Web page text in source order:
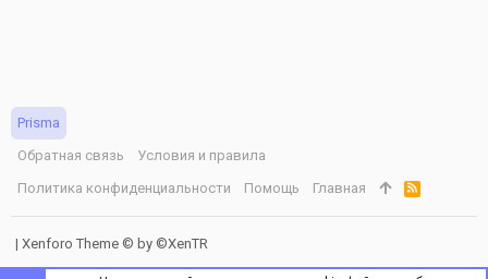
Prisma
Обратная связь
Условия и правила
Политика конфиденциальности
Помощь Главная
R
S
S
| Xenforo Theme © by ©XenTR